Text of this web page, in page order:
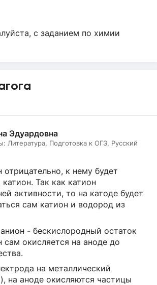
с заданием по химии
Эдуардовна
Литература, Подготовка к ОГЭ, Русский
отрицательно, к нему будет
катион. Так как катион
активности, то на катоде будет
сам катион и водород из
- бескислородный остаток
сам окисляется на аноде до
на металлический
на аноде окисляются частицы